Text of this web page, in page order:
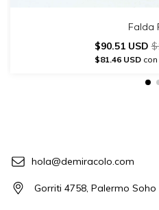
Falda
$90.51 USD
$81.46 USDcon
hola@demiracolo.com
Gorriti 4758, Palermo Soho